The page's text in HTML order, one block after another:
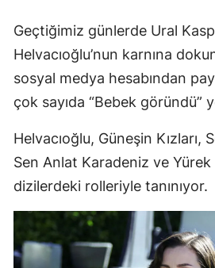
Geçtiğimiz günlerde Ural
Helvacıoğlu’nun karnına
sosyal medya hesabından
çok sayıda “Bebek göründü”
Helvacıoğlu, Güneşin Kızları,
Sen Anlat Karadeniz ve Yürek
dizilerdeki rolleriyle tanınıyor.